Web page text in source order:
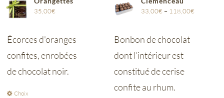
35,00€
Écorces d'oranges
confites, enrobées
de chocolat noir.
Choix
33,00€ – 118,00€
Bonbon de chocolat
dont l’intérieur est
constitué de cerise
confite au rhum.